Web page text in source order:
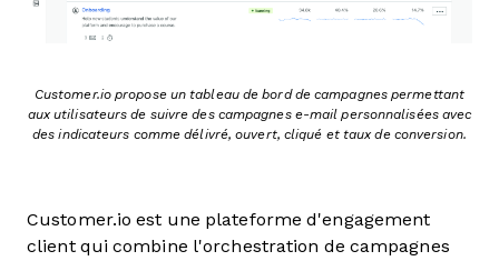
Customer.io propose un tableau de bord de campagnes permettant
aux utilisateurs de suivre des campagnes e-mail personnalisées avec
des indicateurs comme délivré, ouvert, cliqué et taux de conversion.
Customer.io est une plateforme d'engagement
client qui combine l'orchestration de campagnes